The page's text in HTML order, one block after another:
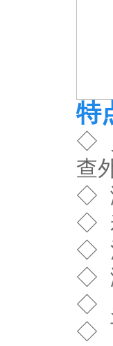
特
◇
查
◇
◇
◇
◇
◇
◇